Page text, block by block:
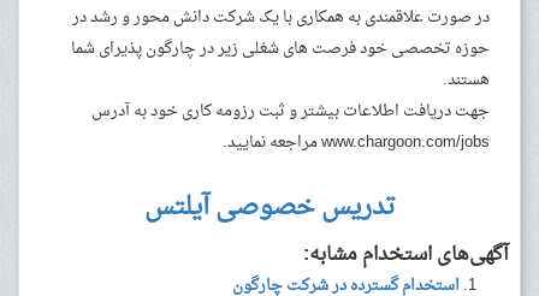
در صورت علاقمندی به همکاری با یک شرکت دانش محور و رشد در
حوزه تخصصی خود فرصت های شغلی زیر در چارگون پذیرای شما
هستند.
جهت دریافت اطلاعات بیشتر و ثبت رزومه کاری خود به آدرس
www.chargoon.com/jobs مراجعه نمایید.
تدریس خصوصی آیلتس
آگهی‌های استخدام مشابه:
استخدام گسترده در شرکت چارگون